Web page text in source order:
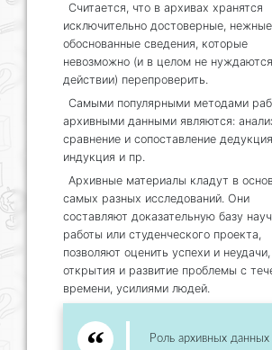
Считается, что в архивах хранятся
исключительно достоверные,
обоснованные сведения, которые
невозможно (и в целом не
действии) перепроверить.
Самыми популярными методами
архивными данными являются:
сравнение и сопоставление
индукция и пр.
Архивные материалы кладут в
самых разных исследований. Они
составляют доказательную базу
работы или студенческого проекта,
позволяют оценить успехи и неудачи,
открытия и развитие проблемы с
времени, усилиями людей.
Роль архивных данных